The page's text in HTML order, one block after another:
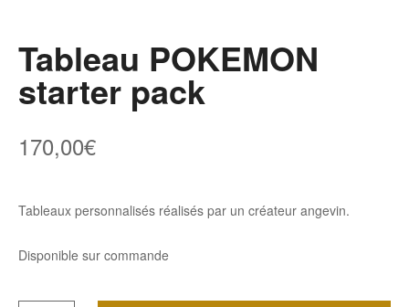
Tableau POKEMON
starter pack
170,00€
Tableaux personnalisés réalisés par un créateur angevin.
Disponible sur commande